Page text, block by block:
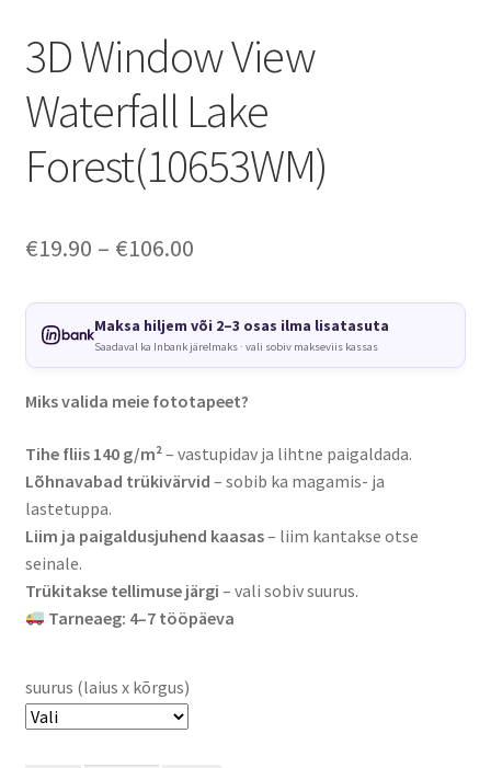
3D Window View
Waterfall Lake
Forest(10653WM)
€19.90 – €106.00Price
€19.90
through
€106.00
Maksa hiljem või 2–3 osas ilma lisatasuta
Saadaval ka Inbank järelmaks · vali sobiv makseviis kassas
Miks valida meie fototapeet?
Tihe fliis 140 g/m²– vastupidav ja lihtne paigaldada.
Lõhnavabad trükivärvid – sobib ka magamis- ja
lastetuppa.
Liim ja paigaldusjuhend kaasas– liim kantakse otse
seinale.
Trükitakse tellimuse järgi – vali sobiv suurus.
Tarneaeg: 4–7 tööpäeva
suurus (laius x kõrgus)